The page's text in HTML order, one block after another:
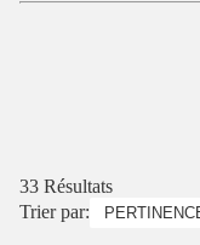
33 Résultats
Trier par: